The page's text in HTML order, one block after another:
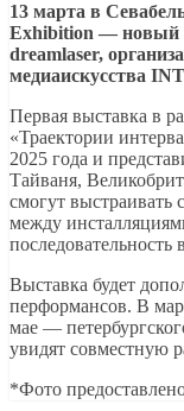
13 марта в
Exhibition — новый
dreamlaser,
медиаискусства
Первая выставка в
«Траектории
2025 года и
Тайваня,
смогут
между
последовательность
Выставка будет
перформансов. В
мае —
увидят совместную
*Фото